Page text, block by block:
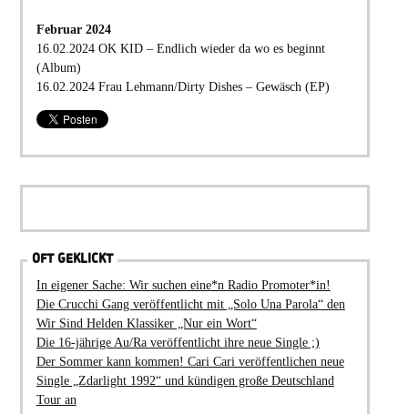
Februar 2024
16.02.2024 OK KID – Endlich wieder da wo es beginnt
(Album)
16.02.2024 Frau Lehmann/Dirty Dishes – Gewäsch (EP)
OFT GEKLICKT
In eigener Sache: Wir suchen eine*n Radio Promoter*in!
Die Crucchi Gang veröffentlicht mit „Solo Una Parola“ den
Wir Sind Helden Klassiker „Nur ein Wort“
Die 16-jährige Au/Ra veröffentlicht ihre neue Single ;)
Der Sommer kann kommen! Cari Cari veröffentlichen neue
Single „Zdarlight 1992“ und kündigen große Deutschland
Tour an